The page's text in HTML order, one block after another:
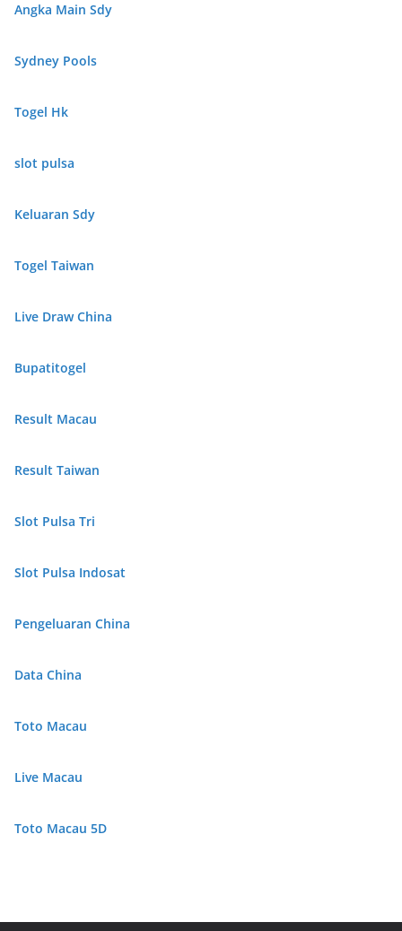
Angka Main Sdy
Sydney Pools
Togel Hk
slot pulsa
Keluaran Sdy
Togel Taiwan
Live Draw China
Bupatitogel
Result Macau
Result Taiwan
Slot Pulsa Tri
Slot Pulsa Indosat
Pengeluaran China
Data China
Toto Macau
Live Macau
Toto Macau 5D